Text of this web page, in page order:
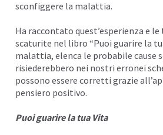
sconfiggere la malattia.
Ha raccontato quest’esperienza e
scaturite nel libro “Puoi guarire la
malattia, elenca le probabile cause
risiederebbero nei nostri erronei
possono essere corretti grazie
pensiero positivo.
Puoi guarire la tua Vita